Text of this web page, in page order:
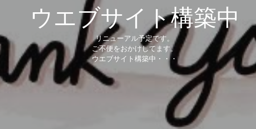
ウエブサイト構築中
リニューアル予定です。
ご不便をおかけしてます。
ウエブサイト構築中・・・